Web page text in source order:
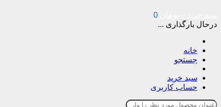
0
درحال بارگذاری ...
خانه
جستجو
سبد خرید
حساب کاربری